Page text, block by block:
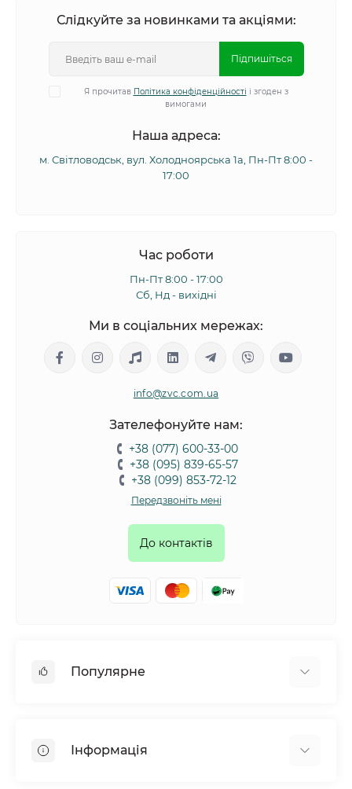
Слідкуйте за новинками та акціями:
Підпишіться
Я прочитав Політика конфіденційності і згоден з
вимогами
Наша адреса:
м. Світловодськ, вул. Холодноярська 1а, Пн-Пт 8:00 -
17:00
Час роботи
Пн-Пт 8:00 - 17:00
Сб, Нд - вихідні
Ми в соціальних мережах:
info@zvc.com.ua
Зателефонуйте нам:
+38 (077) 600-33-00
+38 (095) 839-65-57
+38 (099) 853-72-12
Передзвоніть мені
До контактів
Популярне
Птахи
Інформація